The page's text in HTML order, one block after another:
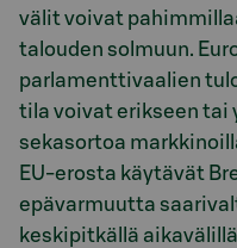
välit voivat
talouden solmuun.
parlamenttivaalien
tila voivat erikseen tai
sekasortoa
EU-erosta käytävät
epävarmuutta
keskipitkällä